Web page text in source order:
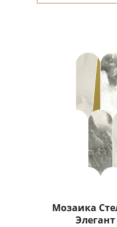
Мозаика
Элегант